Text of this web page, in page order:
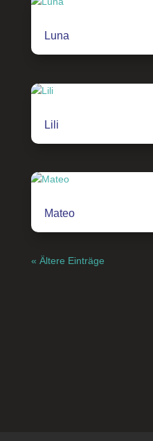
Luna
Lili
Mateo
« Ältere Einträge